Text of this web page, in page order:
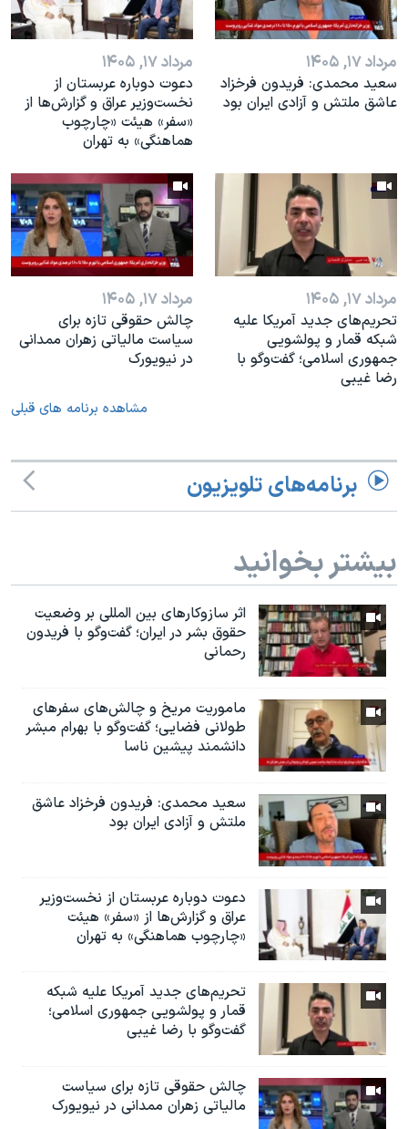
مرداد ۱۷, ۱۴۰۵
سعید محمدی: فریدون فرخزاد
عاشق ملتش و آزادی ایران بود
مرداد ۱۷, ۱۴۰۵
دعوت دوباره عربستان از
نخست‌وزیر عراق و گزارش‌ها از
«سفر» هیئت «چارچوب
هماهنگی» به تهران
مرداد ۱۷, ۱۴۰۵
تحریم‌های جدید آمریکا علیه
شبکه قمار و پولشویی
جمهوری اسلامی؛ گفت‌وگو با
رضا غیبی
مرداد ۱۷, ۱۴۰۵
چالش حقوقی تازه برای
سیاست مالیاتی زهران ممدانی
در نیویورک
مشاهده برنامه های قبلی
برنامه‌های تلویزیون
بیشتر بخوانید
اثر ساز‌و‌کارهای بین المللی بر وضعیت
حقوق بشر در ایران؛ گفت‌وگو با فریدون
رحمانی
ماموریت مریخ و چالش‌های سفرهای
طولانی فضایی؛ گفت‌وگو با بهرام مبشر
دانشمند پیشین ناسا
سعید محمدی: فریدون فرخزاد عاشق
ملتش و آزادی ایران بود
دعوت دوباره عربستان از نخست‌وزیر
عراق و گزارش‌ها از «سفر» هیئت
«چارچوب هماهنگی» به تهران
تحریم‌های جدید آمریکا علیه شبکه
قمار و پولشویی جمهوری اسلامی؛
گفت‌وگو با رضا غیبی
چالش حقوقی تازه برای سیاست
مالیاتی زهران ممدانی در نیویورک